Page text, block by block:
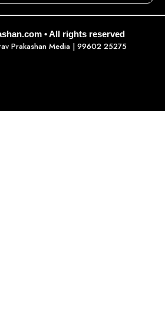
• All rights reserved
Prakashan Media| 99602 25275